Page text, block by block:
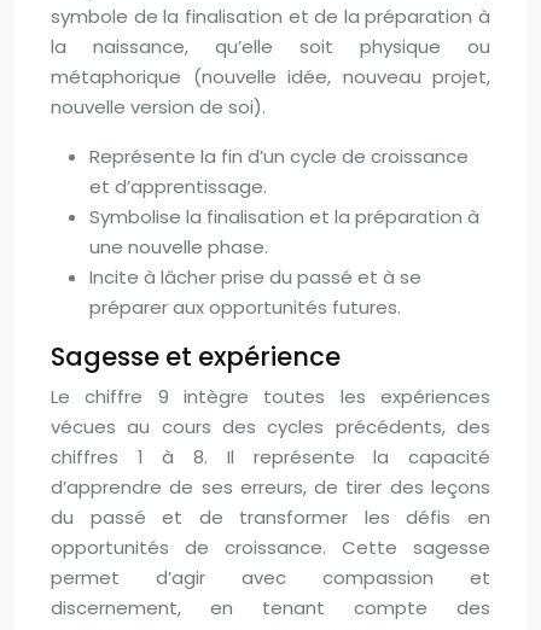
symbole de la finalisation et de la préparation à
la naissance, qu’elle soit physique ou
métaphorique (nouvelle idée, nouveau projet,
nouvelle version de soi).
Représente la fin d’un cycle de croissance
et d’apprentissage.
Symbolise la finalisation et la préparation à
une nouvelle phase.
Incite à lâcher prise du passé et à se
préparer aux opportunités futures.
Sagesse et expérience
Le chiffre 9 intègre toutes les expériences
vécues au cours des cycles précédents, des
chiffres 1 à 8. Il représente la capacité
d’apprendre de ses erreurs, de tirer des leçons
du passé et de transformer les défis en
opportunités de croissance. Cette sagesse
permet d’agir avec compassion et
discernement, en tenant compte des